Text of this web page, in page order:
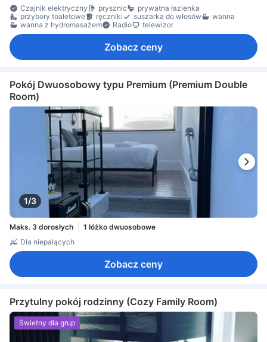
Czajnik elektryczny
prysznic
prywatna łazienka
przybory toaletowe
ręczniki suszarka do włosów
wanna
wanna z hydromasażem
Radio telewizor
Zobacz ceny
Pokój Dwuosobowy typu Premium (Premium Double
Room)
1/3
Maks. 3 dorosłych
1 łóżko dwuosobowe
Dla niepalących
Zobacz ceny
Przytulny pokój rodzinny (Cozy Family Room)
Świetny dla grup